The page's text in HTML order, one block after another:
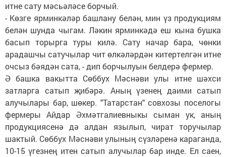
итне сату мәсьәләсе борчый.
- Көзге ярминкәләр башлану белән, мин үз продукциям
белән шунда чыгам. Ләкин ярминкәдә еш кына бушка
басып торырга туры килә. Сату начар бара, чөнки
арадашчы сатучылар чит өлкәләрдән китертелгән итне
очсыз бәядән сата, - дип борчылуын белдерә фермер.
Ә башка вакытта Сөббух Мәснәви улы итне шәхси
затларга сатып җибәрә. Аның үзенең даими сатып
алучылары бар, шөкер. "Татарстан" совхозы поселогы
фермеры Айдар Әхмәтгалиевныкы сыман ук, аның
продукциясенә дә алдан язылып, чират торучылар
шактый. Сөббух Мәснәви улының сүзләренә караганда,
10-15 үгезнең итен сатып алучылар бар инде. Ел саен,